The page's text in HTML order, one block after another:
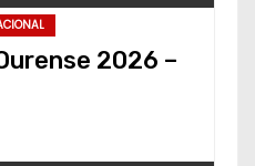
2026 –